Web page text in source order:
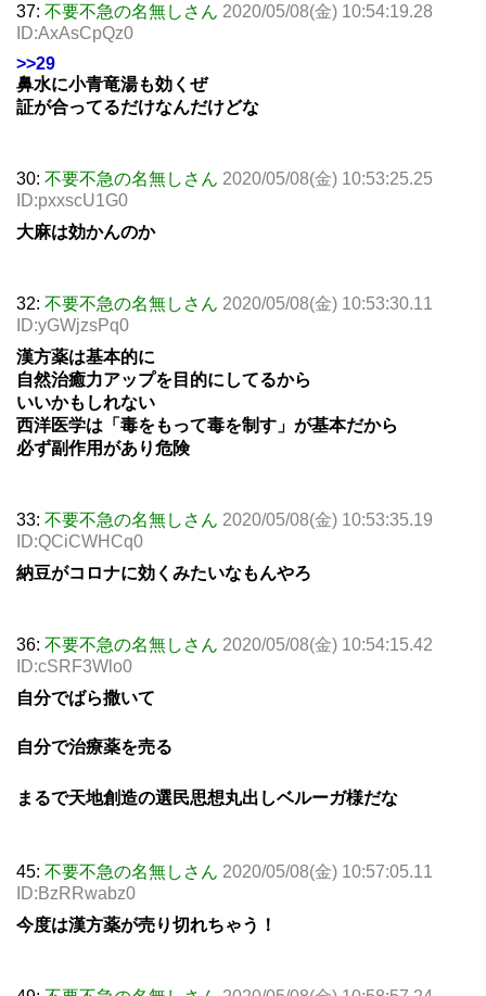
37: 不要不急の名無しさん 2020/05/08(金) 10:54:19.28
ID:AxAsCpQz0
>>29
鼻水に小青竜湯も効くぜ
証が合ってるだけなんだけどな
30: 不要不急の名無しさん 2020/05/08(金) 10:53:25.25
ID:pxxscU1G0
大麻は効かんのか
32: 不要不急の名無しさん 2020/05/08(金) 10:53:30.11
ID:yGWjzsPq0
漢方薬は基本的に
自然治癒力アップを目的にしてるから
いいかもしれない
西洋医学は「毒をもって毒を制す」が基本だから
必ず副作用があり危険
33: 不要不急の名無しさん 2020/05/08(金) 10:53:35.19
ID:QCiCWHCq0
納豆がコロナに効くみたいなもんやろ
36: 不要不急の名無しさん 2020/05/08(金) 10:54:15.42
ID:cSRF3Wlo0
自分でばら撒いて
自分で治療薬を売る
まるで天地創造の選民思想丸出しベルーガ様だな
45: 不要不急の名無しさん 2020/05/08(金) 10:57:05.11
ID:BzRRwabz0
今度は漢方薬が売り切れちゃう！